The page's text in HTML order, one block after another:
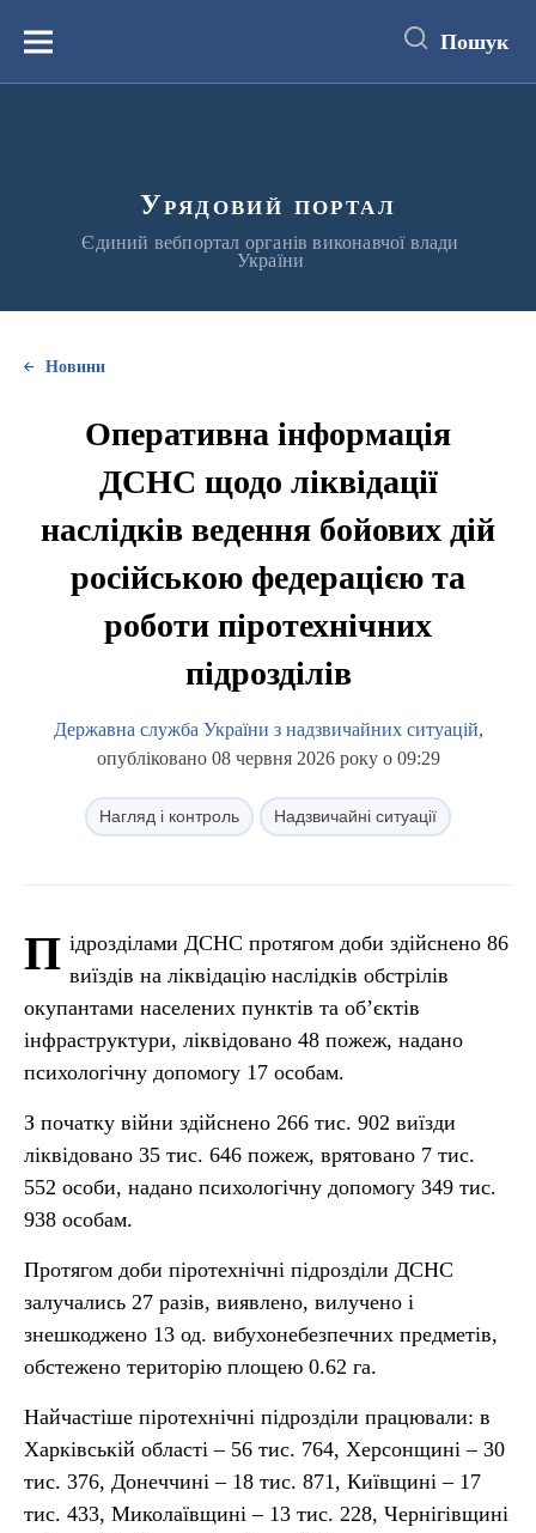
вмістуМеню Пошук
Урядовий портал
Єдиний вебпортал органів виконавчої влади
України
Новини
Оперативна інформація
ДСНС щодо ліквідації
наслідків ведення бойових дій
російською федерацією та
роботи піротехнічних
підрозділів
Державна служба України з надзвичайних ситуацій,
опубліковано 08 червня 2026 року о 09:29
Нагляд і контроль Надзвичайні ситуації
П ідрозділами ДСНС протягом доби здійснено 86
виїздів на ліквідацію наслідків обстрілів
окупантами населених пунктів та об’єктів
інфраструктури, ліквідовано 48 пожеж, надано
психологічну допомогу 17 особам.
З початку війни здійснено 266 тис. 902 виїзди
ліквідовано 35 тис. 646 пожеж, врятовано 7 тис.
552 особи, надано психологічну допомогу 349 тис.
938 особам.
Протягом доби піротехнічні підрозділи ДСНС
залучались 27 разів, виявлено, вилучено і
знешкоджено 13 од. вибухонебезпечних предметів,
обстежено територію площею 0.62 га.
Найчастіше піротехнічні підрозділи працювали: в
Харківській області – 56 тис. 764, Херсонщині – 30
тис. 376, Донеччині – 18 тис. 871, Київщині – 17
тис. 433, Миколаївщині – 13 тис. 228, Чернігівщині